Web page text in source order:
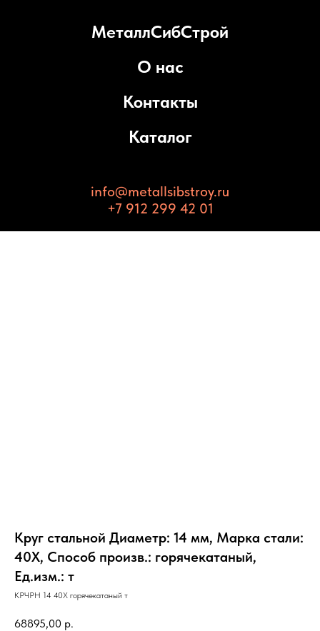
МеталлСибСтрой
О нас
Контакты
Каталог
info@metallsibstroy.ru
+7 912 299 42 01
Круг стальной Диаметр: 14 мм, Марка стали:
40Х, Способ произв.: горячекатаный,
Ед.изм.: т
КРЧРН 14 40Х горячекатаный т
68895,00 р.